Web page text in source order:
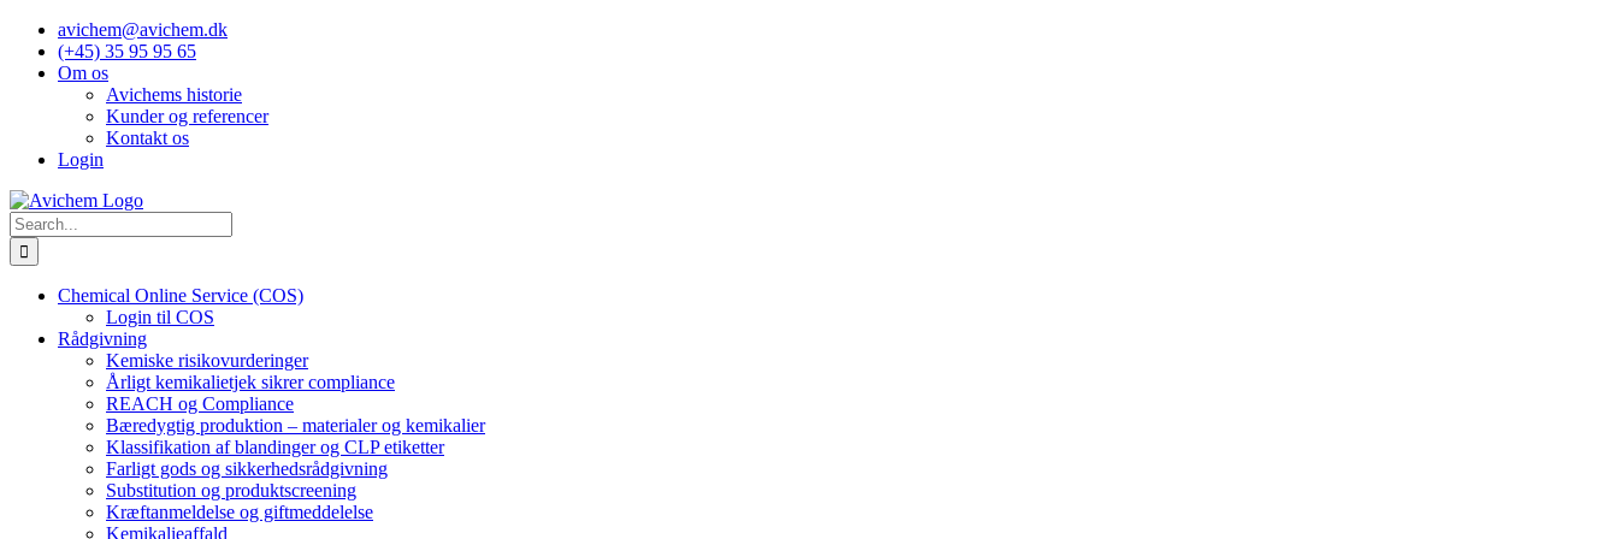
Skip
content
avichem@avichem.dk
(+45) 35 95 95 65
Om os
Avichems historie
Kunder og referencer
Kontakt os
Login
Search
for:
Chemical Online Service (COS)
Login til COS
Rådgivning
Kemiske risikovurderinger
Årligt kemikalietjek sikrer compliance
REACH og Compliance
Bæredygtig produktion – materialer og kemikalier
Klassifikation af blandinger og CLP etiketter
Farligt gods og sikkerhedsrådgivning
Substitution og produktscreening
Kræftanmeldelse og giftmeddelelse
Kemikalieaffald